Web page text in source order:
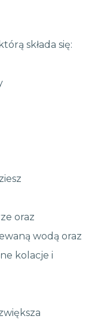
składa się:
oraz
wodą oraz
kolacje i